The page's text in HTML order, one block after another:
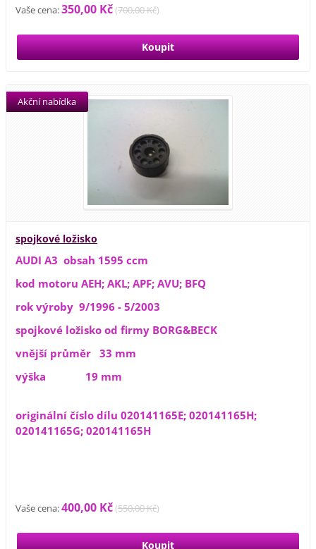
Vaše cena:350,00 Kč(700,00 Kč)
spojkové ložisko
Akční nabídka
AUDI A3 obsah 1595 ccm
kod motoru AEH; AKL; APF; AVU; BFQ
rok výroby 9/1996 - 5/2003
spojkové ložisko od firmy BORG&BECK
vnější průměr 33 mm
výška 19 mm
originální číslo dílu 020141165E; 020141165H;
020141165G; 020141165H
Vaše cena:400,00 Kč(550,00 Kč)